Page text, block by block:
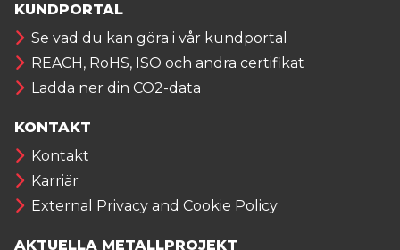
KUNDPORTAL
Se vad du kan göra i vår kundportal
REACH, RoHS, ISO och andra certifikat
Ladda ner din CO2-data
KONTAKT
Kontakt
Karriär
External Privacy and Cookie Policy
AKTUELLA METALLPROJEKT